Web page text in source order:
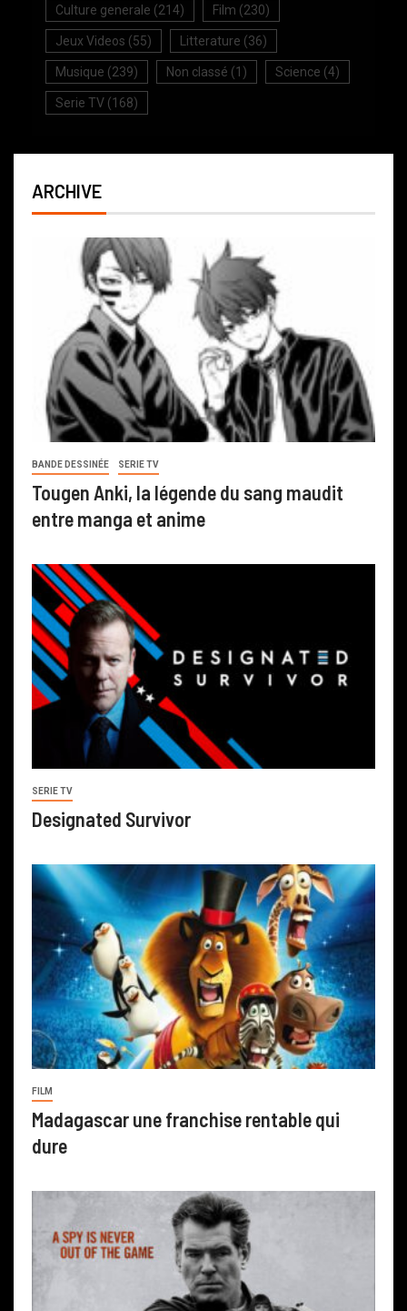
Culture generale (214) Film (230)
Jeux Videos (55) Litterature (36)
Musique (239) Non classé (1) Science (4)
Serie TV (168)
ARCHIVE
BANDE DESSINÉE SERIE TV
Tougen Anki, la légende du sang maudit
entre manga et anime
SERIE TV
Designated Survivor
FILM
Madagascar une franchise rentable qui
dure